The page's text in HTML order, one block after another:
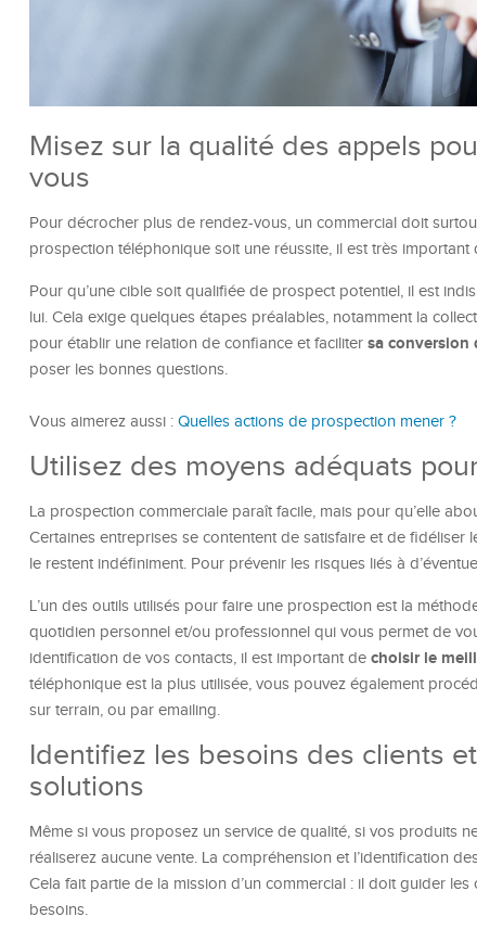
Misez sur la qualité des appels
vous
Pour décrocher plus de rendez-vous, un commercial doit
prospection téléphonique soit une réussite, il est très important
Pour qu’une cible soit qualifiée de prospect potentiel, il est
lui. Cela exige quelques étapes préalables, notamment la
pour établir une relation de confiance et faciliter sa conversion
poser les bonnes questions.
Vous aimerez aussi : Quelles actions de prospection mener ?
Utilisez des moyens adéquats
La prospection commerciale paraît facile, mais pour qu’elle
Certaines entreprises se contentent de satisfaire et de fidéliser
le restent indéfiniment. Pour prévenir les risques liés à
L’un des outils utilisés pour faire une prospection est la
quotidien personnel et/ou professionnel qui vous permet de
identification de vos contacts, il est important de choisir le
téléphonique est la plus utilisée, vous pouvez également
sur terrain, ou par emailing.
Identifiez les besoins des clients
solutions
Même si vous proposez un service de qualité, si vos produits
réaliserez aucune vente. La compréhension et l’identification
Cela fait partie de la mission d’un commercial : il doit guider
besoins.